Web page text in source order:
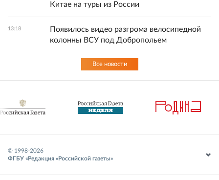
Китае на туры из России
13:18
Появилось видео разгрома велосипедной
колонны ВСУ под Добропольем
Все новости
© 1998-2026
ФГБУ «Редакция «Российской газеты»